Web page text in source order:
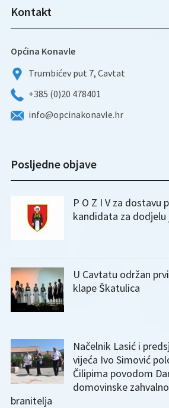
Kontakt
Općina Konavle
Trumbićev put 7, Cavtat
+385 (0)20 478401
info@opcinakonavle.hr
Posljedne objave
P O Z I V za dostavu
kandidata za dodjelu
U Cavtatu održan
klape Škatulica
Načelnik Lasić i
vijeća Ivo Simović
Čilipima povodom
domovinske
branitelja